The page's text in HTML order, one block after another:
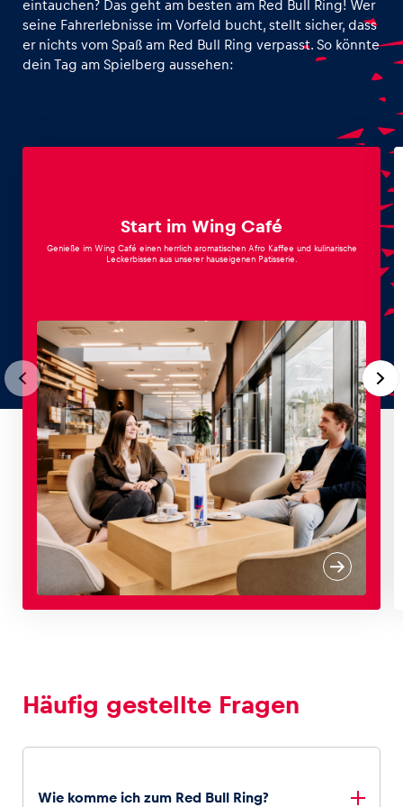
Glossar
eintauchen? Das geht am besten am Red Bull Ring! Wer
seine Fahrerlebnisse im Vorfeld bucht, stellt sicher, dass
er nichts vom Spaß am Red Bull Ring verpasst. So könnte
dein Tag am Spielberg aussehen:
Start im Wing Café
Genieße im Wing Café einen herrlich aromatischen Afro Kaffee und kulinarische
Leckerbissen aus unserer hauseigenen Patisserie.
Häufig gestellte Fragen
Wie komme ich zum Red Bull Ring?